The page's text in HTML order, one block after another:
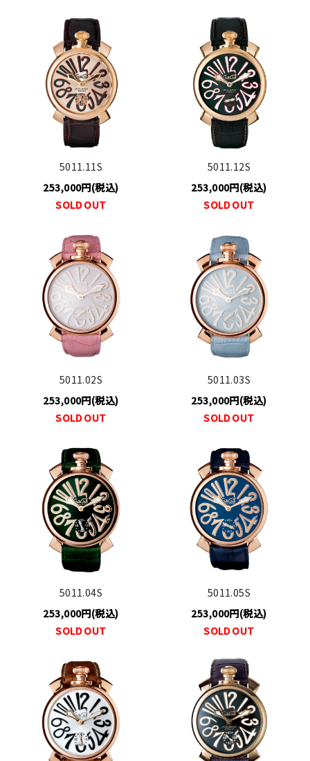
5011.11S
253,000円(税込)
SOLD OUT
5011.12S
253,000円(税込)
SOLD OUT
5011.02S
253,000円(税込)
SOLD OUT
5011.03S
253,000円(税込)
SOLD OUT
5011.04S
253,000円(税込)
SOLD OUT
5011.05S
253,000円(税込)
SOLD OUT